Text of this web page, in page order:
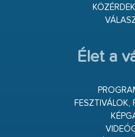
Élet a
FESZTIVÁLOK,